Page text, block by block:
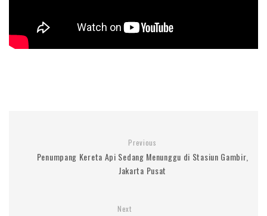
Previous
Penumpang Kereta Api Sedang Menunggu di Stasiun Gambir,
Jakarta Pusat
Next